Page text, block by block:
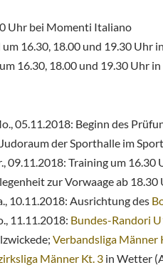
Uhr bei Momenti Italiano
16.30, 18.00 und 19.30
16.30, 18.00 und 19.30 Uhr
05.11.2018: Beginn des
der Sporthalle im
09.11.2018: Training um
zur Vorwaage ab 18.30
10.11.2018: Ausrichtung des
11.11.2018: Bundes-Randori
Verbandsliga Männer
Männer Kt. 3in Wetter